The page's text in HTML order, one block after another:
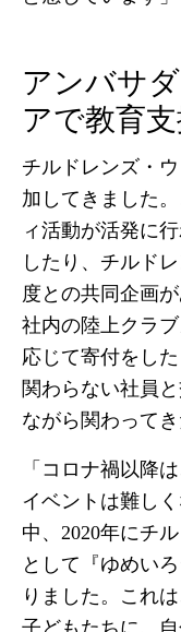
アンバサ
アで教育
チルドレンズ・
加してきました
ィ活動が活発に
したり、チルド
度との共同企画
社内の陸上クラ
応じて寄付をし
関わらない社員
ながら関わってき
「コロナ禍以降
イベントは難し
中、2020年にチ
として『ゆめい
りました。これ
子どもたちに、